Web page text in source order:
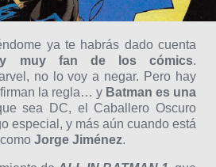
ya te habrás dado cuenta
muy fan de los cómics.
no lo voy a negar. Pero hay
la regla… y Batman es una
sea DC, el Caballero Oscuro
especial, y más aún cuando está
Jorge Jiménez.